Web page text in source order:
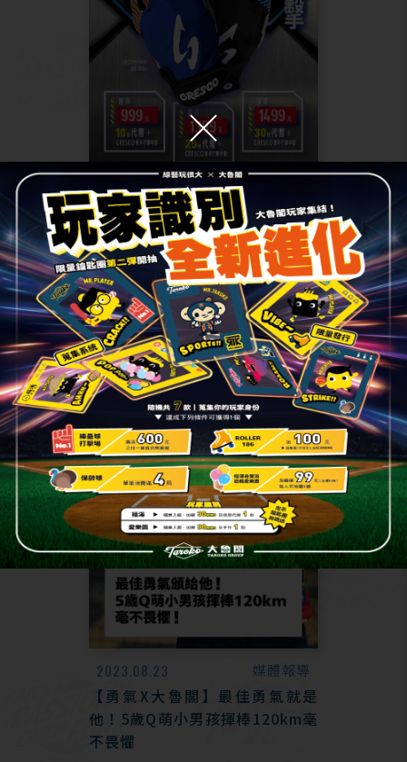
2023.09.01 優惠活動
【棒壘球】全力揮擊
2023.08.23 媒體報導
【勇氣X大魯閣】最佳勇氣就是
他！5歲Q萌小男孩揮棒120km毫
不畏懼